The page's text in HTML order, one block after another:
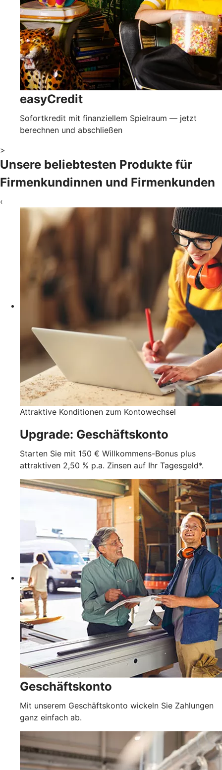
easyCredit
Sofortkredit mit finanziellem Spielraum — jetzt
berechnen und abschließen
>
Unsere beliebtesten Produkte für
Firmenkundinnen und Firmenkunden
‹
Attraktive Konditionen zum Kontowechsel
Upgrade: Geschäftskonto
Starten Sie mit 150 € Willkommens-Bonus plus
attraktiven 2,50 % p.a. Zinsen auf Ihr Tagesgeld*.
Geschäftskonto
Mit unserem Geschäftskonto wickeln Sie Zahlungen
ganz einfach ab.